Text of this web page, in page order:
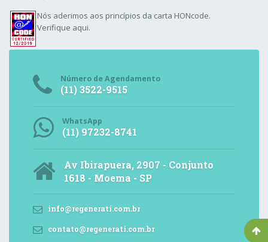
Nós aderimos aos princípios da carta HONcode.
Verifique aqui.
Número de Agendamento
(11) 3522-9515
WhatsApp
(11) 97232-8741
Av Ibirapuera, 2907 - Conjunto
1618 - Moema - SP
info@regenerati.com.br
contato@regenerati.com.br